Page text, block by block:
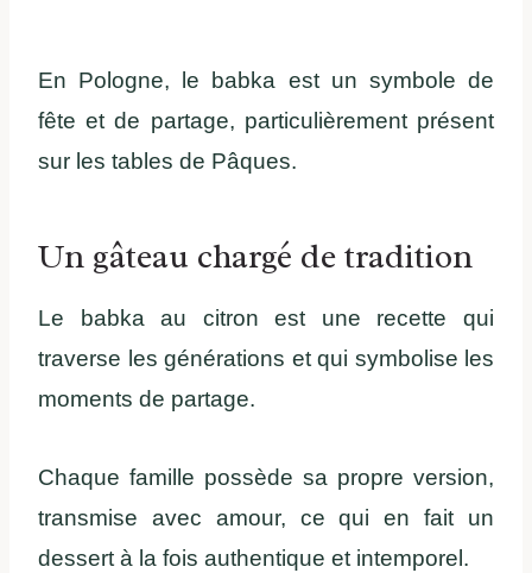
En Pologne, le babka est un symbole de
fête et de partage, particulièrement présent
sur les tables de Pâques.
Un gâteau chargé de tradition
Le babka au citron est une recette qui
traverse les générations et qui symbolise les
moments de partage.
Chaque famille possède sa propre version,
transmise avec amour, ce qui en fait un
dessert à la fois authentique et intemporel.